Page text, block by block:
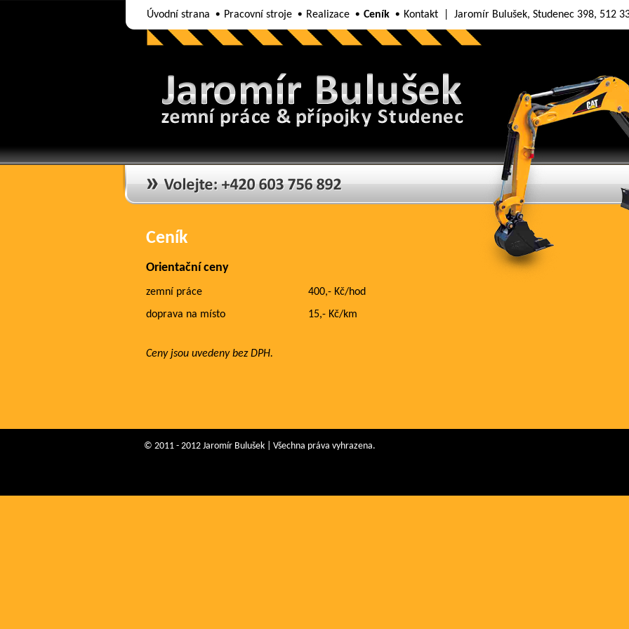
Úvodní strana Pracovní stroje Realizace Ceník Kontakt | Jaromír Bulušek, Studenec 398, 512
Ceník
Orientační ceny
zemní práce
400,- Kč/hod
doprava na místo
15,- Kč/km
Ceny jsou uvedeny bez DPH.
© 2011 - 2012 Jaromír Bulušek | Všechna práva vyhrazena.